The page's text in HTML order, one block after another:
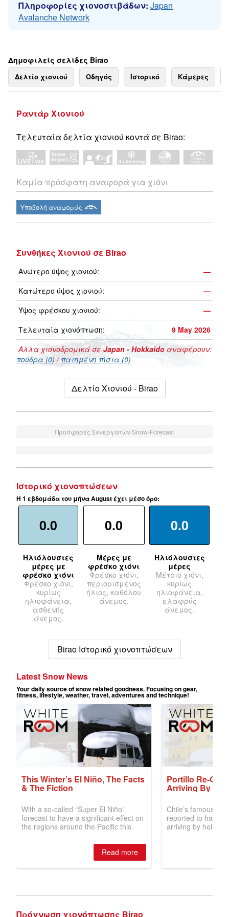
Πληροφορίες χιονοστιβάδων: Japan
Avalanche Network
Δημοφιλείς σελίδες Birao
Δελτίο χιονιού Οδηγός Ιστορικό Κάμερες
Ραντάρ Χιονιού
Τελευταία δελτία χιονιού κοντά σε Birao:
Καμία πρόσφατη αναφορά για χιόνι
Υποβολή αναφοράς
Συνθήκες Χιονιού σε Birao
Ανώτερο ύψος χιονιού:
—
Κατώτερο ύψος χιονιού:
—
Ύψος φρέσκου χιονιού:
—
Τελευταία χιονόπτωση:
9 May 2026
Αλλα χιονοδρομικά σεJapan - Hokkaido αναφέρουν:
πούδρα (0) /πατημένη πίστα (0)
Δελτίο Χιονιού - Birao
Προσφορές Συνεργατών Snow-Forecast
Ιστορικό χιονοπτώσεων
Η 1 εβδομάδα του μήνα August έχει μέσο όρο:
0.0
Ηλιόλουστες
μέρες με
φρέσκο χιόνι
Φρέσκο χιόνι,
κυρίως
ηλιοφάνεια,
ασθενής
άνεμος.
0.0
Μέρες με
φρέσκο χιόνι
Φρέσκο χιόνι,
περιορισμένος
ήλιος, καθόλου
άνεμος.
0.0
Ηλιόλουστες
μέρες
Μέτριο χιόνι,
κυρίως
ηλιοφάνεια,
ελαφρύς
άνεμος.
Birao Ιστορικό χιονοπτώσεων
Πρόγνωση χιονόπτωσης Birao